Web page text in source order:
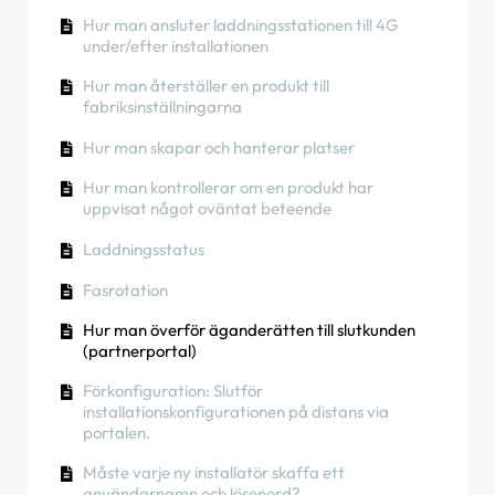
Fasrotation
under/efter installationen
RCD-testförfarande
Hur man kontrollerar om en produkt har
uppvisat något oväntat beteende
Järnströmsskydd
Fasrotation
Hur man kontrollerar om en produkt har
uppvisat något oväntat beteende
Hur man ansluter NexBlue Zen smart mätare)
till Wi-Fi
Integrera solpanelsterminal med
Hur man ansluter laddningsstationen till 4G
under/efter installationen
Hur man återställer en produkt till
fabriksinställningarna
Hur man skapar och hanterar platser
Hur man kontrollerar om en produkt har
uppvisat något oväntat beteende
Laddningsstatus
Fasrotation
Hur man överför äganderätten till slutkunden
(partnerportal)
Förkonfiguration: Slutför
installationskonfigurationen på distans via
portalen.
Måste varje ny installatör skaffa ett